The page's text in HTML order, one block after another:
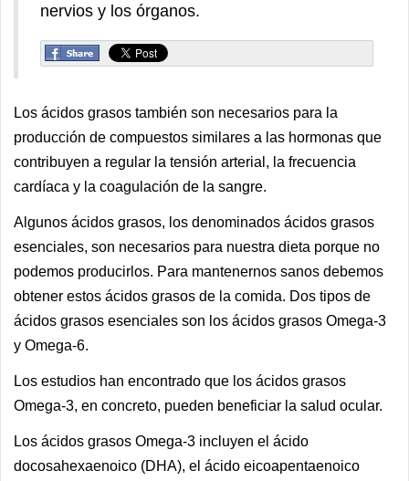
nervios y los órganos.
Los ácidos grasos también son necesarios para la
producción de compuestos similares a las hormonas que
contribuyen a regular la tensión arterial, la frecuencia
cardíaca y la coagulación de la sangre.
Algunos ácidos grasos, los denominados ácidos grasos
esenciales, son necesarios para nuestra dieta porque no
podemos producirlos. Para mantenernos sanos debemos
obtener estos ácidos grasos de la comida. Dos tipos de
ácidos grasos esenciales son los ácidos grasos Omega-3
y Omega-6.
Los estudios han encontrado que los ácidos grasos
Omega-3, en concreto, pueden beneficiar la salud ocular.
Los ácidos grasos Omega-3 incluyen el ácido
docosahexaenoico (DHA), el ácido eicoapentaenoico